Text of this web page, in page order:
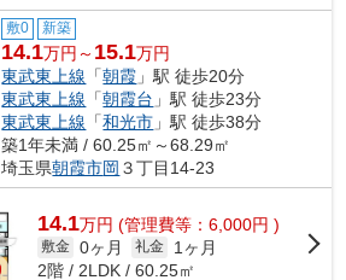
敷0 新築
14.1万円～ 15.1万円
東武東上線 「朝霞 」駅 徒歩20分
東武東上線 「朝霞台 」駅 徒歩23分
東武東上線 「和光市 」駅 徒歩38分
築1年未満 / 60.25㎡～68.29㎡
埼玉県朝霞市岡 ３丁目14-23
14.1万円 (管理費等：6,000円 )
敷金 0ヶ月 礼金
1ヶ月
2階 / 2LDK / 60.25㎡